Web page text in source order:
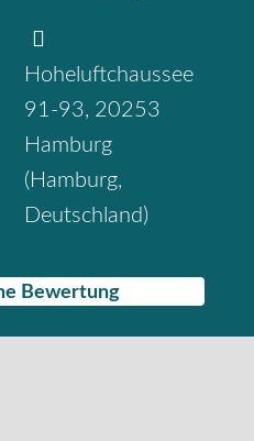
Hoheluftchaussee
91-93, 20253
Hamburg
( Hamburg,
Deutschland)
Bewertung